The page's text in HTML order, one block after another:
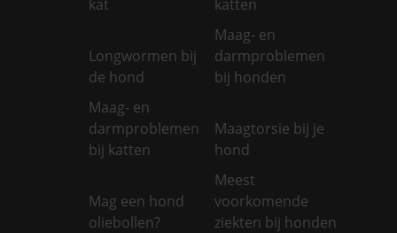
kat
katten
Longwormen bij
de hond
Maag- en
darmproblemen
bij honden
Maag- en
darmproblemen
bij katten
Maagtorsie bij je
hond
Mag een hond
oliebollen?
Meest
voorkomende
ziekten bij honden